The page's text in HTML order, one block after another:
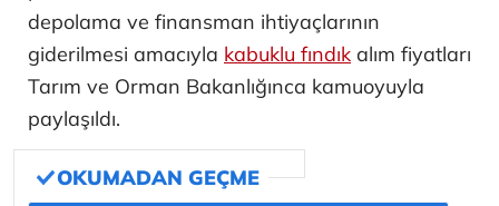
depolama ve finansman ihtiyaçlarının
giderilmesi amacıyla kabuklu fındık alım fiyatları
Tarım ve Orman Bakanlığınca kamuoyuyla
paylaşıldı.